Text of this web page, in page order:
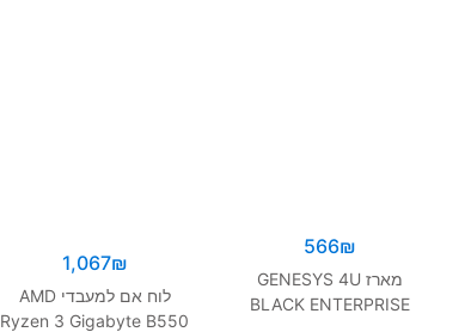
566₪
מארז GENESYS 4U
BLACK ENTERPRISE
1,067₪
לוח אם למעבדי AMD
Ryzen 3 Gigabyte B550